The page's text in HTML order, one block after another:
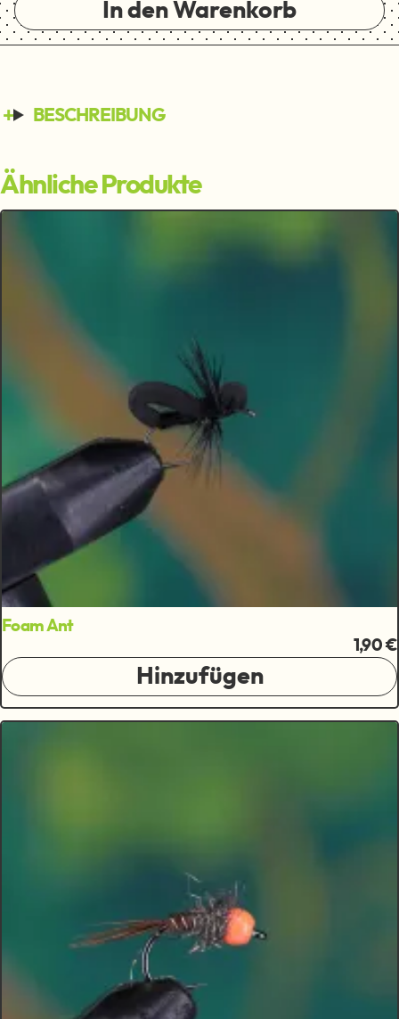
In den Warenkorb
BESCHREIBUNG
Ähnliche Produkte
Foam Ant
1,90 €
Hinzufügen